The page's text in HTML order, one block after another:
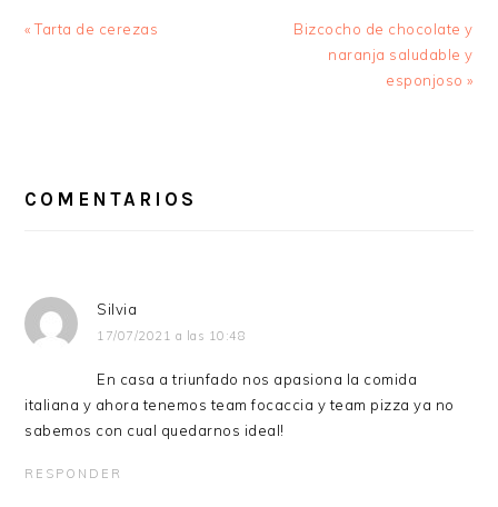
Entrada
« Tarta de cerezas
Siguiente
entrada:
Bizcocho de chocolate y
naranja saludable y
esponjoso »
CON
COMENTARIOS
Silvia
17/07/2021 a las 10:48
En casa a triunfado nos apasiona la comida
italiana y ahora tenemos team focaccia y team pizza ya no
sabemos con cual quedarnos ideal!
RESPONDER